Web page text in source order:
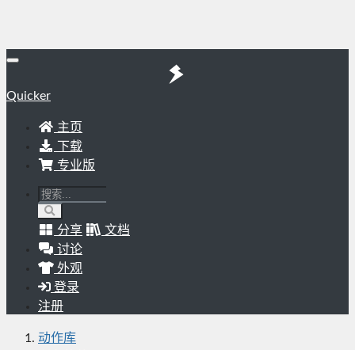
Quicker
主页
下载
专业版
分享
文档
讨论
外观
登录
注册
动作库